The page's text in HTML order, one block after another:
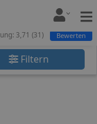
Filtern
3,71 (31 ) Bewerten